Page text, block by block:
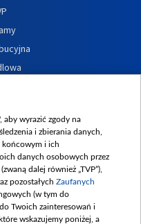
aby wyrazić zgody na
i zbierania danych,
końcowym i ich
danych osobowych przez
dalej również „TVP”),
pozostałych Zaufanych
(w tym do
Twoich zainteresowań i
wskazujemy poniżej, a